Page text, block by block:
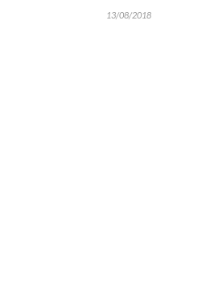
13/08/2018